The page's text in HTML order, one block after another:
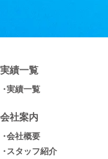
実績一覧
実績一覧
会社案内
会社概要
スタッフ紹介